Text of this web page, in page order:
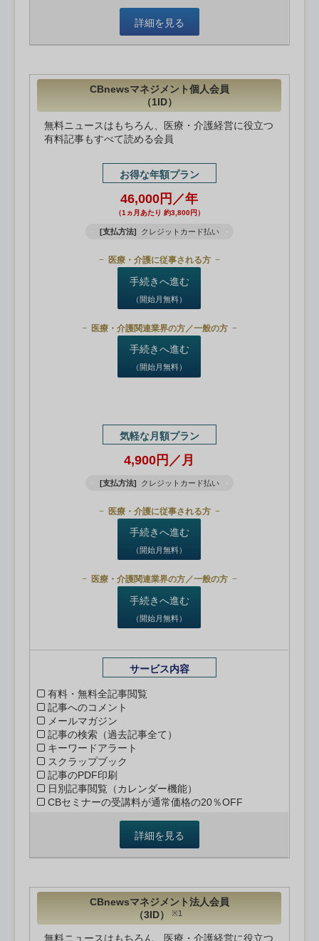
詳細を見る
CBnewsマネジメント個人会員
（1ID）
無料ニュースはもちろん、医療・介護経営に役立つ
有料記事もすべて読める会員
お得な年額プラン
46,000円／年
（1ヵ月あたり 約3,800円）
[支払方法] クレジットカード払い
医療・介護に従事される方
手続きへ進む
（開始月無料）
医療・介護関連業界の方／一般の方
手続きへ進む
（開始月無料）
気軽な月額プラン
4,900円／月
[支払方法] クレジットカード払い
医療・介護に従事される方
手続きへ進む
（開始月無料）
医療・介護関連業界の方／一般の方
手続きへ進む
（開始月無料）
サービス内容
有料・無料全記事閲覧
記事へのコメント
メールマガジン
記事の検索（過去記事全て）
キーワードアラート
スクラップブック
記事のPDF印刷
日別記事閲覧（カレンダー機能）
CBセミナーの受講料が通常価格の20％OFF
詳細を見る
CBnewsマネジメント法人会員
（3ID）
※1
無料ニュースはもちろん、医療・介護経営に役立つ